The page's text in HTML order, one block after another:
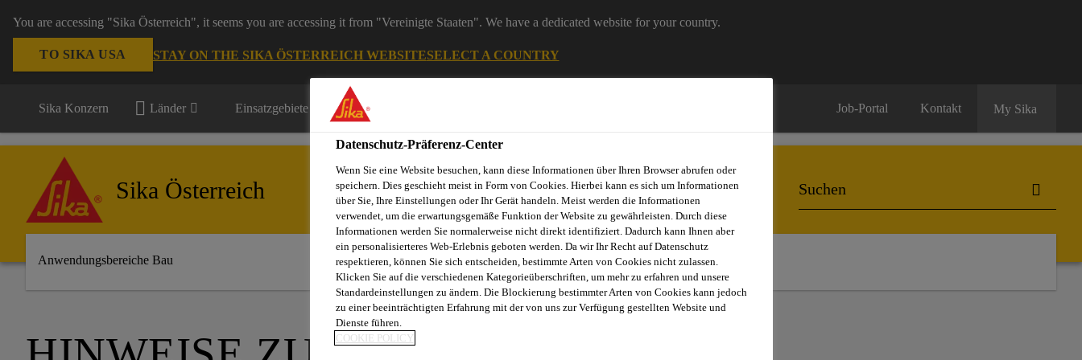
You are accessing "Sika Österreich", it seems you are accessing it from "Vereinigte Staaten". We have a dedicated website for your country.
TO SIKA USA STAY ON THE SIKA ÖSTERREICH WEBSITESELECT A COUNTRY
Sika Konzern Länder Einsatzgebiete Bau Job-Portal Kontakt My Sika
Sika Österreich
Anwendungsbereiche Bau
Datenschutz-Präferenz-Center
Wenn Sie eine Website besuchen, kann diese Informationen über Ihren Browser abrufen oder
speichern. Dies geschieht meist in Form von Cookies. Hierbei kann es sich um Informationen
über Sie, Ihre Einstellungen oder Ihr Gerät handeln. Meist werden die Informationen
verwendet, um die erwartungsgemäße Funktion der Website zu gewährleisten. Durch diese
Informationen werden Sie normalerweise nicht direkt identifiziert. Dadurch kann Ihnen aber
ein personalisierteres Web-Erlebnis geboten werden. Da wir Ihr Recht auf Datenschutz
respektieren, können Sie sich entscheiden, bestimmte Arten von Cookies nicht zulassen.
Klicken Sie auf die verschiedenen Kategorieüberschriften, um mehr zu erfahren und unsere
Standardeinstellungen zu ändern. Die Blockierung bestimmter Arten von Cookies kann jedoch
zu einer beeinträchtigten Erfahrung mit der von uns zur Verfügung gestellten Website und
Dienste führen.
COOKIE POLICY